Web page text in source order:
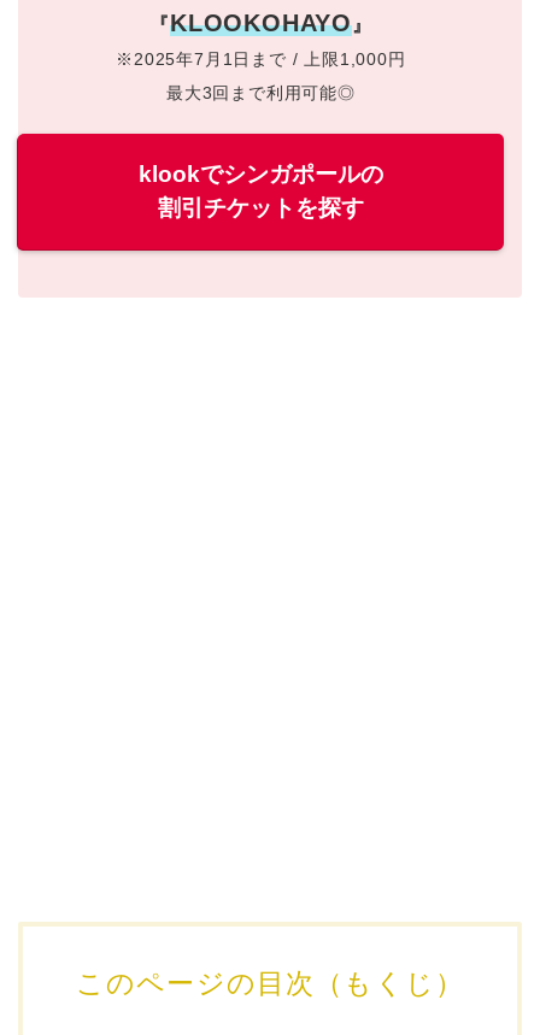
『KLOOKOHAYO 』
※2025年7月1日まで / 上限1,000円
最大3回まで利用可能◎
klookでシンガポールの
割引チケットを探す
このページの目次（もくじ）